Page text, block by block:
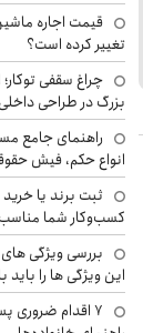
تغییر کرده است؟
چراغ سقفی
بزرگ در طراحی داخلی
راهنمای جامع
انواع حکم، فیش
ثبت برند یا خرید
کسب‌وکار شما
بررسی ویژگی
این ویژگی ها را باید
۷ اقدام ضروری